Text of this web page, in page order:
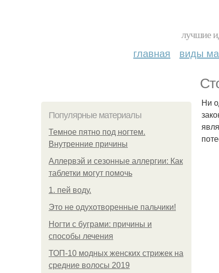
лучшие
главная виды
Популярные материалы
Темное пятно под ногтем.
Внутренние причины
Аллервэй и сезонные аллергии: Как
таблетки могут помочь
1. пей воду.
Это не одухотворенные пальчики!
Ногти с буграми: причины и
способы лечения
ТОП-10 модных женских стрижек на
средние волосы 2019
Ни